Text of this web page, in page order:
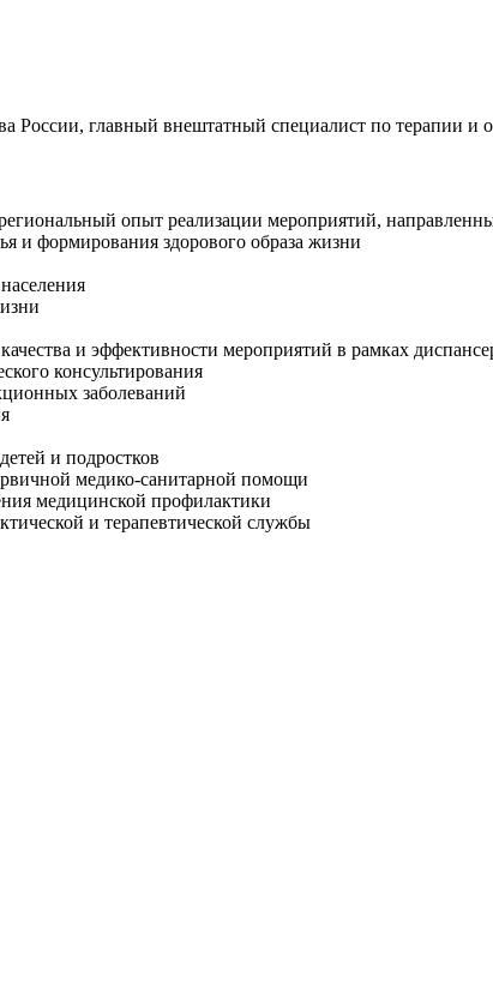
главный внештатный специалист по терапии и
опыт реализации мероприятий,
и формирования здорового образа жизни
и эффективности мероприятий в рамках
консультирования
заболеваний
и подростков
медико-санитарной помощи
медицинской профилактики
и терапевтической службы